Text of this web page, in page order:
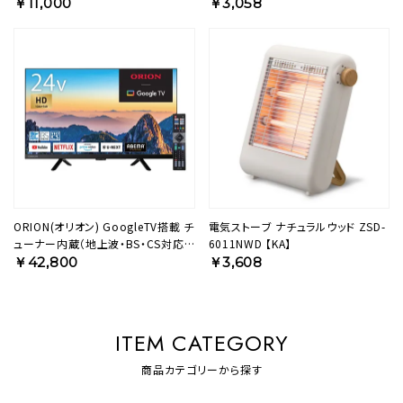
ORION(オリオン) GoogleTV搭載 チ
ューナー内蔵（地上波・BS・CS対応）
スマートテレビ 24v型 ハイビジョン
￥42,800
電気ストーブ ナチュラルウッド ZSD-
6011NWD 【KA】
￥3,608
ITEM CATEGORY
商品カテゴリーから探す